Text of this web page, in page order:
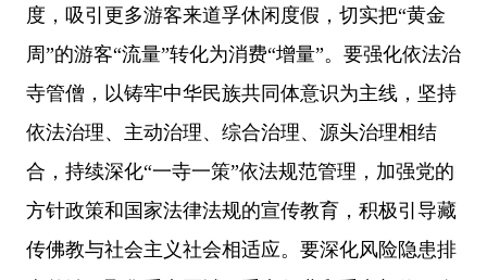
度，吸引更多游客来道孚休闲度假，切实把“黄金
周”的游客“流量”转化为消费“增量”。要强化依法治
寺管僧，以铸牢中华民族共同体意识为主线，坚持
依法治理、主动治理、综合治理、源头治理相结
合，持续深化“一寺一策”依法规范管理，加强党的
方针政策和国家法律法规的宣传教育，积极引导藏
传佛教与社会主义社会相适应。要深化风险隐患排